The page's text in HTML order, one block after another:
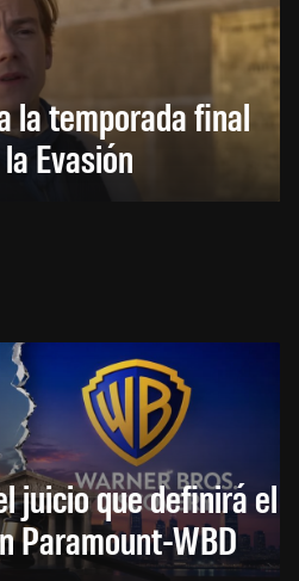
la temporada final
Evasión
juicio que definirá el
Paramount-WBD